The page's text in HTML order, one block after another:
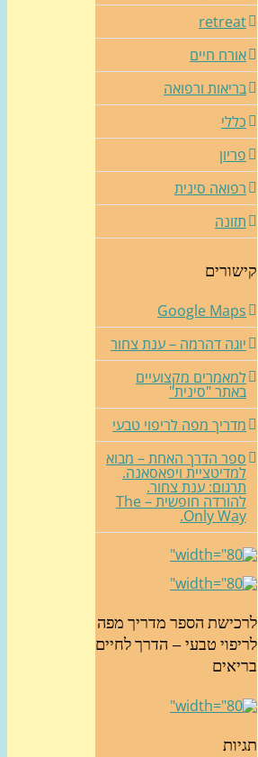
retreat
אורח חיים
בריאות ורפואה
כללי
פריון
רפואה סינית
תזונה
קישורים
Google Maps
יוגה דהרמה – ענת צחור
למאמרים מקצועיים
באתר "סינית"
מדריך מפה לריפוי טבעי
ספר הדרך האחת – מבוא
למדיטציית ויפאסאנה.
תרגום: ענת צחור.
להורדה חופשית – The
Only Way.
לרכישת הספר מדריך מפה
לריפוי טבעי – הדרך לחיים
בריאים
תגיות